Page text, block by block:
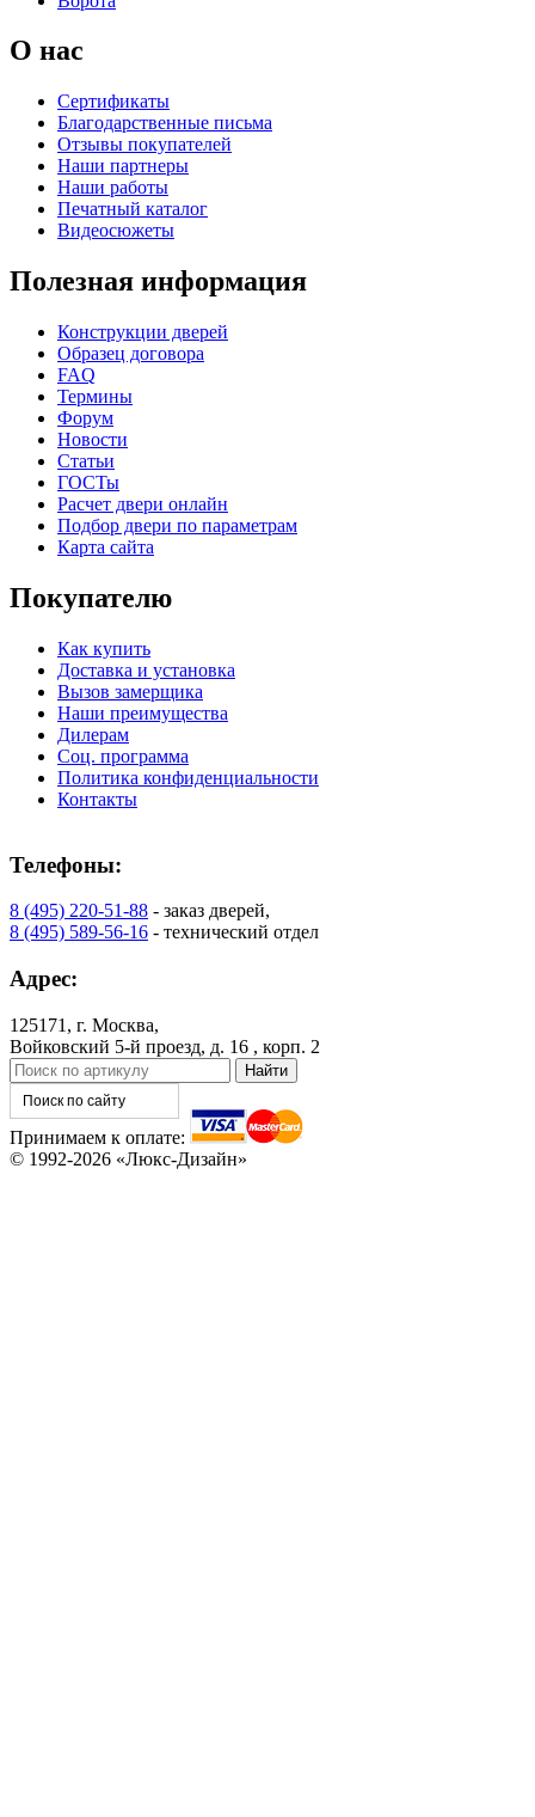
О нас
Сертификаты
Благодарственные письма
Отзывы покупателей
Наши партнеры
Наши работы
Печатный каталог
Видеосюжеты
Полезная информация
Конструкции дверей
Образец договора
FAQ
Термины
Форум
Новости
Статьи
ГОСТы
Расчет двери онлайн
Подбор двери по параметрам
Карта сайта
Покупателю
Как купить
Доставка и установка
Вызов замерщика
Наши преимущества
Дилерам
Соц. программа
Политика конфиденциальности
Контакты
Телефоны:
8 (495) 220-51-88 - заказ дверей,
8 (495) 589-56-16 - технический отдел
Адрес:
125171, г. Москва,
Войковский 5-й проезд, д. 16 , корп. 2
Принимаем к оплате:
© 1992-2026 «Люкс-Дизайн»